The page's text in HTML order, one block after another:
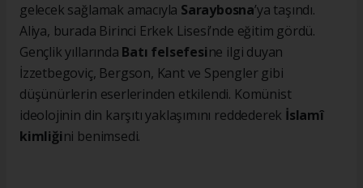
gelecek sağlamak amacıyla Saraybosna’ya taşındı.
Aliya, burada Birinci Erkek Lisesi’nde eğitim gördü.
Gençlik yıllarında Batı felsefesine ilgi duyan
İzzetbegoviç, Bergson, Kant ve Spengler gibi
düşünürlerin eserlerinden etkilendi. Komünist
ideolojinin din karşıtı yaklaşımını reddederek İslamî
kimliğini benimsedi.